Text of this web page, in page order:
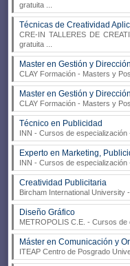
gratuita
Técnicas de Creatividad
CRE-IN TALLERES DE
gratuita
Master en Gestión y
CLAY Formación - Masters y
Master en Gestión y
CLAY Formación - Masters y
Técnico en Publicidad
INN - Cursos de especialización
Experto en Marketing,
INN - Cursos de especialización
Creatividad Publicitaria
Bircham International University
Diseño Gráfico
METROPOLIS C.E. - Cursos de
Máster en Comunicación y
ITEAP Centro de Posgrado